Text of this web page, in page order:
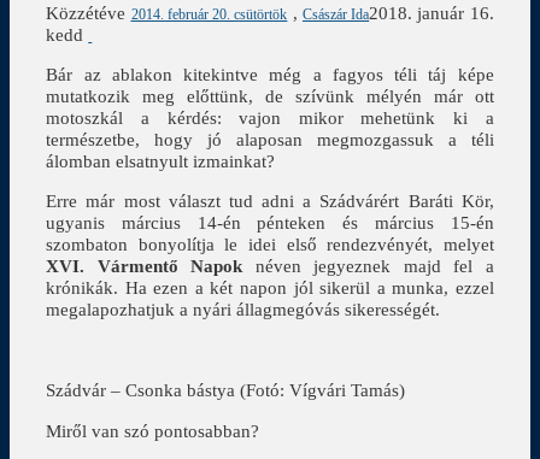
Közzétéve 2014. február 20. csütörtök , Császár Ida2018. január 16.
kedd
Bár az ablakon kitekintve még a fagyos téli táj képe
mutatkozik meg előttünk, de szívünk mélyén már ott
motoszkál a kérdés: vajon mikor mehetünk ki a
természetbe, hogy jó alaposan megmozgassuk a téli
álomban elsatnyult izmainkat?
Erre már most választ tud adni a Szádvárért Baráti Kör,
ugyanis március 14-én pénteken és március 15-én
szombaton bonyolítja le idei első rendezvényét, melyet
XVI. Vármentő Napok néven jegyeznek majd fel a
krónikák. Ha ezen a két napon jól sikerül a munka, ezzel
megalapozhatjuk a nyári állagmegóvás sikerességét.
Szádvár – Csonka bástya (Fotó: Vígvári Tamás)
Miről van szó pontosabban?